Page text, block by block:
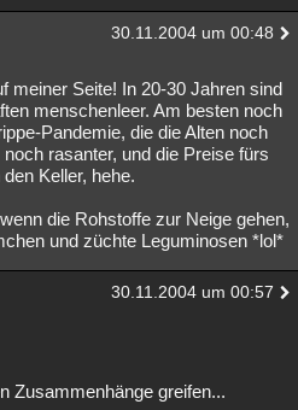
30.11.2004 um 00:48
meiner Seite! In 20-30 Jahren sind
menschenleer. Am besten noch
Pandemie, die die Alten noch
rasanter, und die Preise fürs
Keller, hehe.
die Rohstoffe zur Neige gehen,
und züchte Leguminosen *lol*
30.11.2004 um 00:57
Zusammenhänge greifen...